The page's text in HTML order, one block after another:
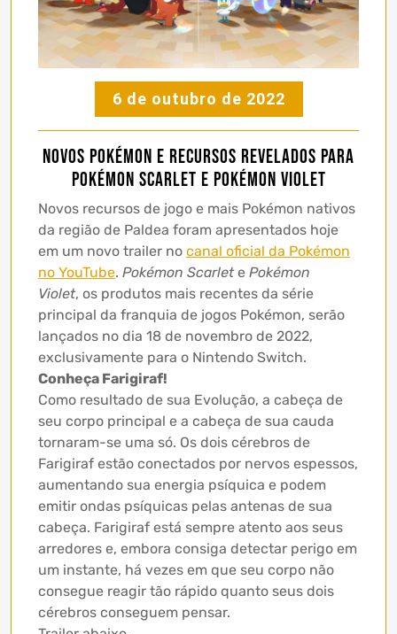
6 de outubro de 2022
Novos Pokémon e recursos revelados para
Pokémon Scarlet e Pokémon Violet
Novos recursos de jogo e mais Pokémon nativos
da região de Paldea foram apresentados hoje
em um novo trailer no canal oficial da Pokémon
no YouTube. Pokémon Scarlete Pokémon
Violet, os produtos mais recentes da série
principal da franquia de jogos Pokémon, serão
lançados no dia 18 de novembro de 2022,
exclusivamente para o Nintendo Switch.
Conheça Farigiraf!
Como resultado de sua Evolução, a cabeça de
seu corpo principal e a cabeça de sua cauda
tornaram-se uma só. Os dois cérebros de
Farigiraf estão conectados por nervos espessos,
aumentando sua energia psíquica e podem
emitir ondas psíquicas pelas antenas de sua
cabeça. Farigiraf está sempre atento aos seus
arredores e, embora consiga detectar perigo em
um instante, há vezes em que seu corpo não
consegue reagir tão rápido quanto seus dois
cérebros conseguem pensar.